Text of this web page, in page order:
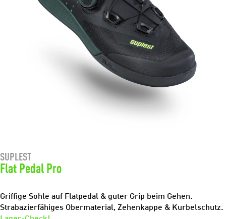
SUPLEST
Flat Pedal Pro
Griffige Sohle auf Flatpedal & guter Grip beim Gehen.
Strabazierfähiges Obermaterial, Zehenkappe & Kurbelschutz.